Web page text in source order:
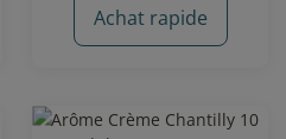
Achat rapide